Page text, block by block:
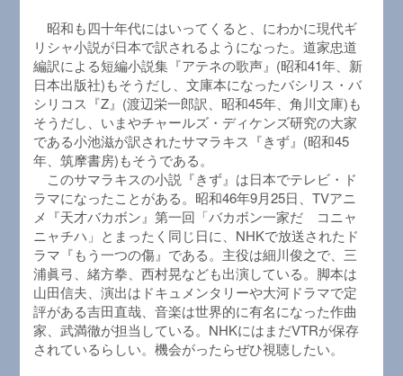
昭和も四十年代にはいってくると、にわかに現代ギ
リシャ小説が日本で訳されるようになった。道家忠道
編訳による短編小説集『アテネの歌声』(昭和41年、新
日本出版社)もそうだし、文庫本になったバシリス・バ
シリコス『Z』(渡辺栄一郎訳、昭和45年、角川文庫)も
そうだし、いまやチャールズ・ディケンズ研究の大家
である小池滋が訳されたサマラキス『きず』(昭和45
年、筑摩書房)もそうである。
このサマラキスの小説『きず』は日本でテレビ・ド
ラマになったことがある。昭和46年9月25日、TVアニ
メ『天才バカボン』第一回「バカボン一家だ コニャ
ニャチハ」とまったく同じ日に、NHKで放送されたド
ラマ『もう一つの傷』である。主役は細川俊之で、三
浦眞弓、緒方拳、西村晃なども出演している。脚本は
山田信夫、演出はドキュメンタリーや大河ドラマで定
評がある吉田直哉、音楽は世界的に有名になった作曲
家、武満徹が担当している。NHKにはまだVTRが保存
されているらしい。機会がったらぜひ視聴したい。